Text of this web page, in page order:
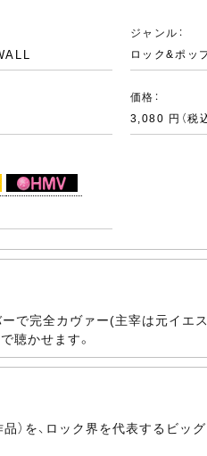
ジャンル：
ロック&ポッ
価格：
3,080 円（税
で完全カヴァー(主宰は元イ
聴かせます。
）を、ロック界を代表するビ